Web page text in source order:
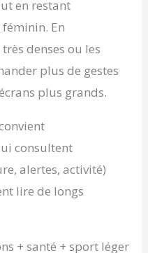
de 1,78
permet
l'heure
lorsque la
est en veille.
LA
ICE-WATCH :
une gamme de
large et
de toujours
un produit ICE-
vous ou vos
sont livrés
en restant
En
denses ou les
plus de gestes
plus grands.
consultent
alertes, activité)
lire de longs
+ santé + sport léger